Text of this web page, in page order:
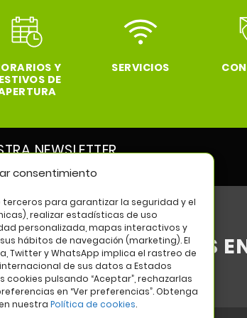
consentimiento
para garantizar la seguridad y el
realizar estadísticas de uso
personalizada, mapas interactivos y
hábitos de navegación (marketing). El
Twitter y WhatsApp implica el rastreo de
de sus datos a Estados
cookies pulsando “Aceptar”, rechazarlas
en “Ver preferencias”. Obtenga
nuestra Política de cookies.
Y
DE
SERVICIOS
NEWSLETTER
novedades de nuestro centro
SÍGUENOS